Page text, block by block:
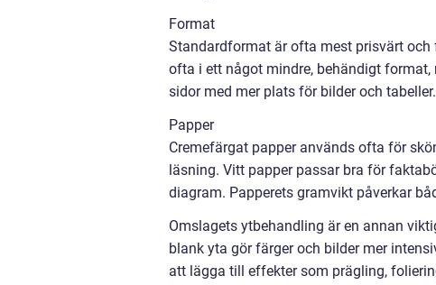
Format
Standardformat är ofta mest prisvärt och
ofta i ett något mindre, behändigt
sidor med mer plats för bilder och tabeller.
Papper
Cremefärgat papper används ofta för
läsning. Vitt papper passar bra för
diagram. Papperets gramvikt påverkar
Omslagets ytbehandling är en annan
blank yta gör färger och bilder mer
att lägga till effekter som prägling,